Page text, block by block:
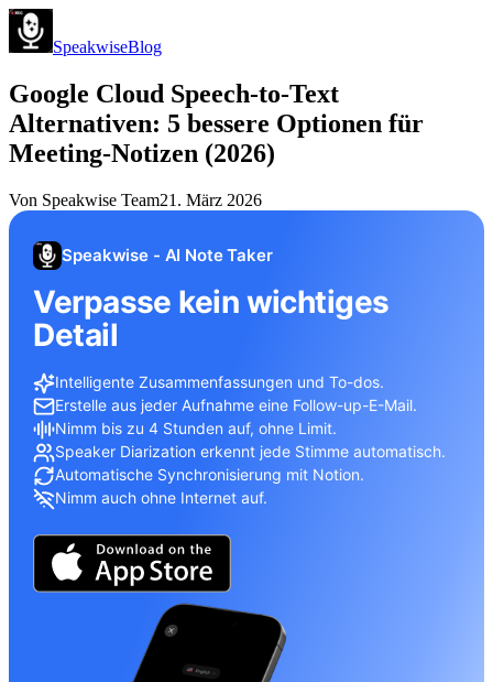
SpeakwiseBlog
Google Cloud Speech-to-Text
Alternativen: 5 bessere Optionen für
Meeting-Notizen (2026)
Von Speakwise Team21. März 2026
Speakwise - AI Note Taker
Verpasse kein wichtiges
Detail
Intelligente Zusammenfassungen und To-dos.
Erstelle aus jeder Aufnahme eine Follow-up-E-Mail.
Nimm bis zu 4 Stunden auf, ohne Limit.
Speaker Diarization erkennt jede Stimme automatisch.
Automatische Synchronisierung mit Notion.
Nimm auch ohne Internet auf.